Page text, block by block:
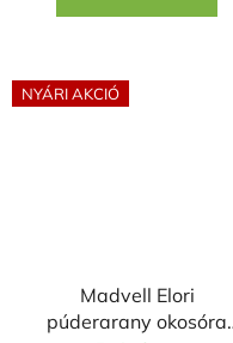
NYÁRI AKCIÓ
Madvell Elori
púderarany okosóra